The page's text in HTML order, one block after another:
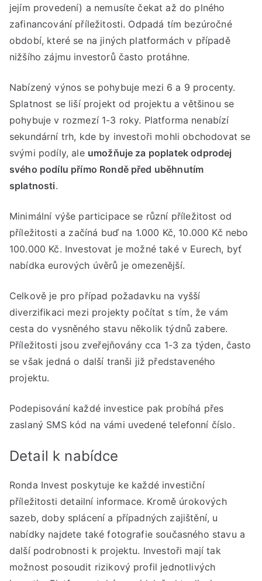
jejím provedení) a nemusíte čekat až do plného
zafinancování příležitosti. Odpadá tím bezúročné
období, které se na jiných platformách v případě
nižšího zájmu investorů často protáhne.
Nabízený výnos se pohybuje mezi 6 a 9 procenty.
Splatnost se liší projekt od projektu a většinou se
pohybuje v rozmezí 1-3 roky. Platforma nenabízí
sekundární trh, kde by investoři mohli obchodovat se
svými podíly, ale umožňuje za poplatek odprodej
svého podílu přímo Rondě před uběhnutím
splatnosti.
Minimální výše participace se různí příležitost od
příležitosti a začíná buď na 1.000 Kč, 10.000 Kč nebo
100.000 Kč. Investovat je možné také v Eurech, byť
nabídka eurových úvěrů je omezenější.
Celkově je pro případ požadavku na vyšší
diverzifikaci mezi projekty počítat s tím, že vám
cesta do vysněného stavu několik týdnů zabere.
Příležitosti jsou zveřejňovány cca 1-3 za týden, často
se však jedná o další tranši již představeného
projektu.
Podepisování každé investice pak probíhá přes
zaslaný SMS kód na vámi uvedené telefonní číslo.
Detail k nabídce
Ronda Invest poskytuje ke každé investiční
příležitosti detailní informace. Kromě úrokových
sazeb, doby splácení a případných zajištění, u
nabídky najdete také fotografie současného stavu a
další podrobnosti k projektu. Investoři mají tak
možnost posoudit rizikový profil jednotlivých